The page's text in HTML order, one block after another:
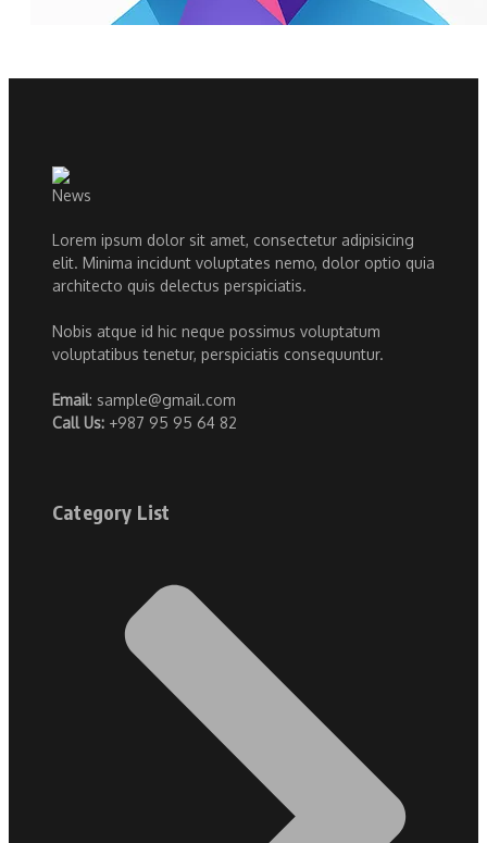
Lorem ipsum dolor sit amet, consectetur adipisicing
elit. Minima incidunt voluptates nemo, dolor optio quia
architecto quis delectus perspiciatis.
Nobis atque id hic neque possimus voluptatum
voluptatibus tenetur, perspiciatis consequuntur.
Email: sample@gmail.com
Call Us: +987 95 95 64 82
Category List